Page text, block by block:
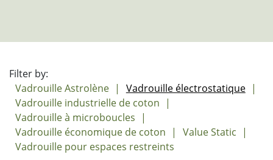
Filter by:
Vadrouille Astrolène
Vadrouille électrostatique
Vadrouille industrielle de coton
Vadrouille à microboucles
Vadrouille économique de coton
Value Static
Vadrouille pour espaces restreints